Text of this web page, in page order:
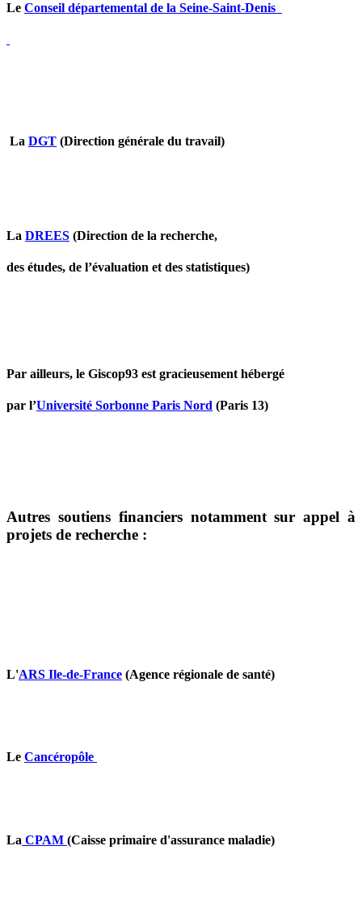
Le Conseil départemental de la Seine-Saint-Denis
La DGT (Direction générale du travail)
La DREES (Direction de la recherche,
des études, de l’évaluation et des statistiques)
Par ailleurs, le Giscop93 est gracieusement hébergé
par l’Université Sorbonne Paris Nord (Paris 13)
Autres soutiens financiers notamment sur appel à
projets de recherche :
L'ARS Ile-de-France (Agence régionale de santé)
Le Cancéropôle
La CPAM (Caisse primaire d'assurance maladie)